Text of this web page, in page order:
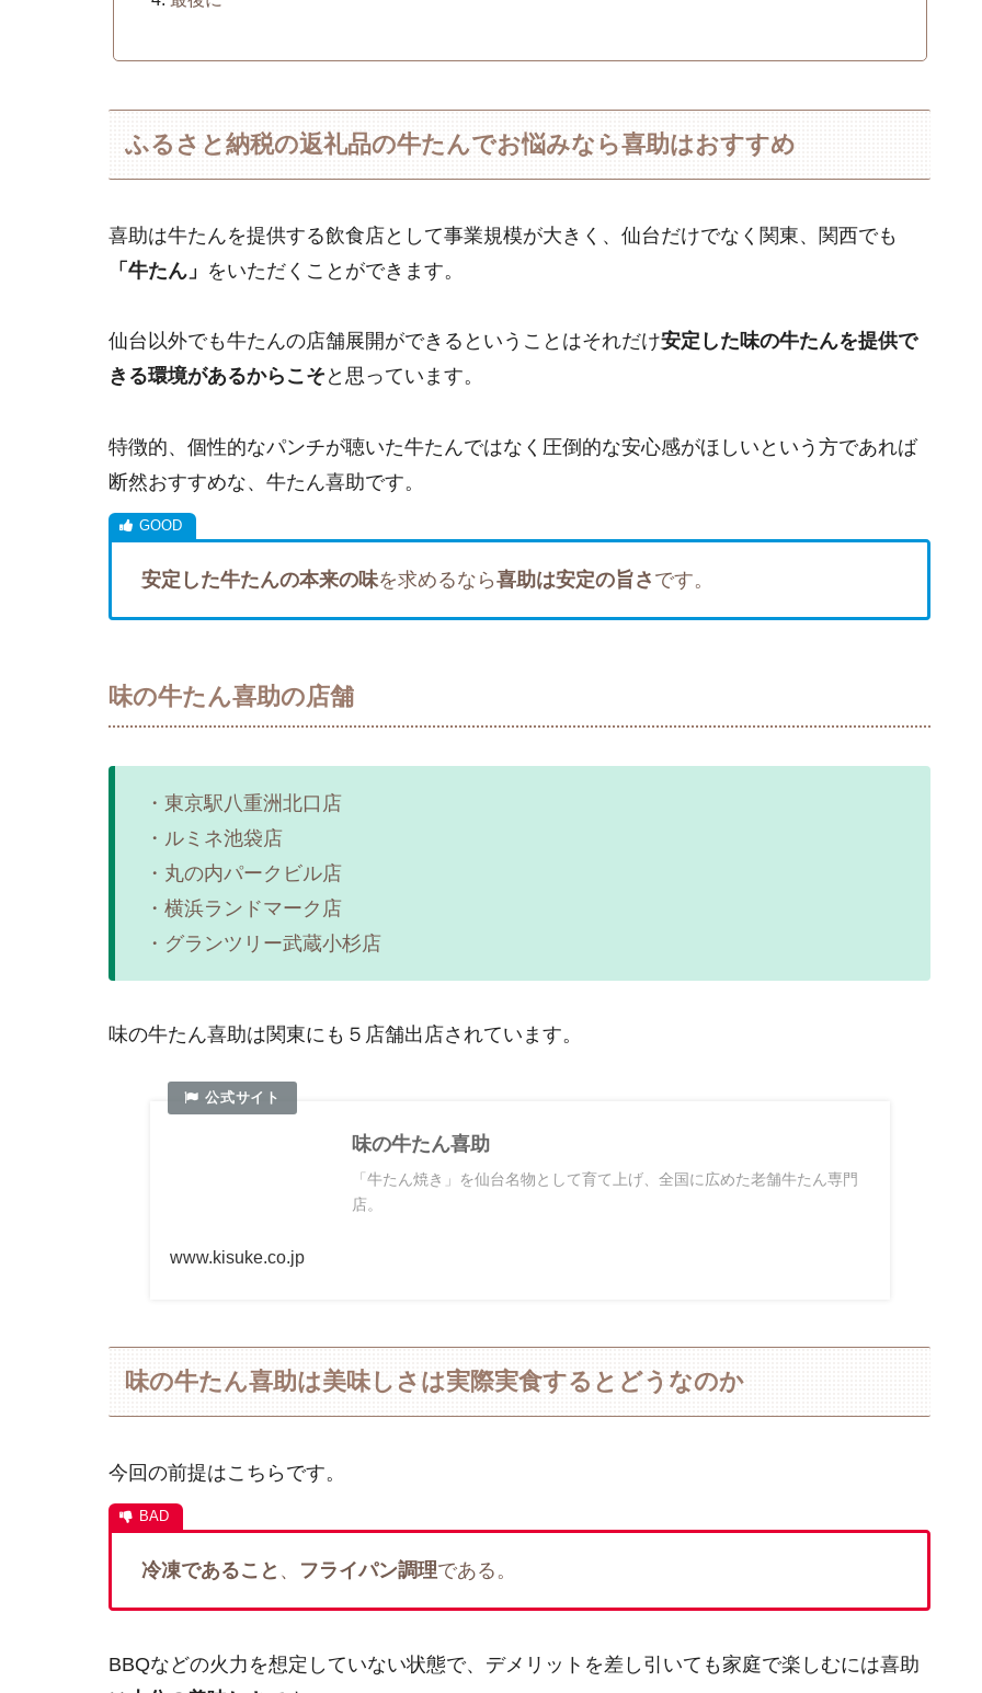
ふるさと納税の返礼品の牛たんでお悩みなら喜助はおすすめ
喜助は牛たんを提供する飲食店として事業規模が大きく、仙台だけでなく関東、関西でも
「牛たん」 をいただくことができます。
仙台以外でも牛たんの店舗展開ができるということはそれだけ安定した味の牛たんを提供で
きる環境があるからこそ と思っています。
特徴的、個性的なパンチが聴いた牛たんではなく圧倒的な安心感がほしいという方であれば
断然おすすめな、牛たん喜助です。
安定した牛たんの本来の味を求めるなら喜助は安定の旨さ です。
味の牛たん喜助の店舗
・東京駅八重洲北口店
・ルミネ池袋店
・丸の内パークビル店
・横浜ランドマーク店
・グランツリー武蔵小杉店
味の牛たん喜助は関東にも５店舗出店されています。
味の牛たん喜助
「牛たん焼き」を仙台名物として育て上げ、全国に広めた老舗牛たん専門
店。
www.kisuke.co.jp
味の牛たん喜助は美味しさは実際実食するとどうなのか
今回の前提はこちらです。
冷凍であること 、 フライパン調理である。
BBQなどの火力を想定していない状態で、デメリットを差し引いても家庭で楽しむには喜助